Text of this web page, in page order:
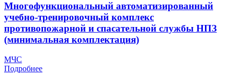
Многофункциональный автоматизированный
учебно-тренировочный комплекс
противопожарной и спасательной службы НПЗ
(минимальная комплектация)
МЧС
Подробнее